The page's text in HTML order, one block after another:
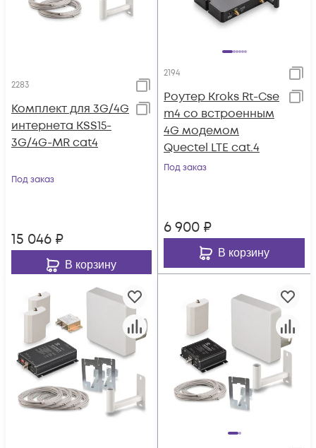
2283
Комплект для 3G/4G
интернета KSS15-
3G/4G-MR cat4
Под заказ
15 046 ₽
В корзину
2194
Роутер Kroks Rt-Cse
m4 со встроенным
4G модемом
Quectel LTE cat.4
Под заказ
6 900 ₽
В корзину